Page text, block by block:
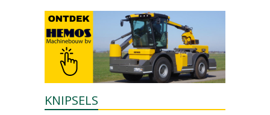
KNIPSELS